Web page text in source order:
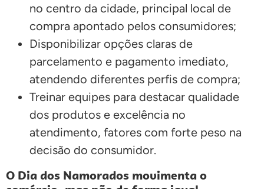
no centro da cidade, principal local de
compra apontado pelos consumidores;
Disponibilizar opções claras de
parcelamento e pagamento imediato,
atendendo diferentes perfis de compra;
Treinar equipes para destacar qualidade
dos produtos e excelência no
atendimento, fatores com forte peso na
decisão do consumidor.
O Dia dos Namorados movimenta o